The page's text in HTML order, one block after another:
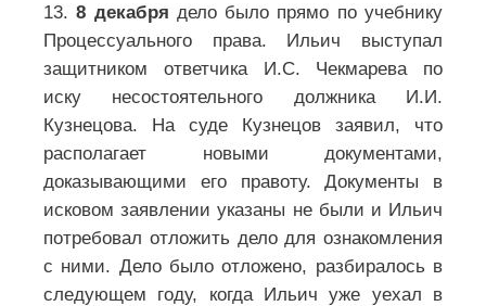
13.8 декабря дело было прямо по учебнику
Процессуального права. Ильич выступал
защитником ответчика И.С. Чекмарева по
иску несостоятельного должника И.И.
Кузнецова. На суде Кузнецов заявил, что
располагает новыми документами,
доказывающими его правоту. Документы в
исковом заявлении указаны не были и Ильич
потребовал отложить дело для ознакомления
с ними. Дело было отложено, разбиралось в
следующем году, когда Ильич уже уехал в